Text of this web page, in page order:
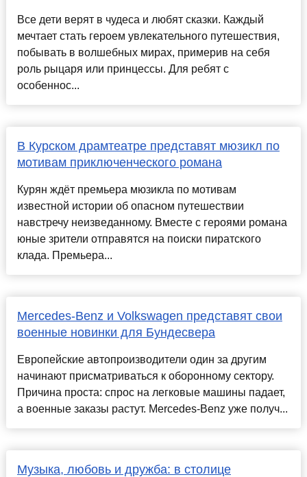
Все дети верят в чудеса и любят сказки. Каждый
мечтает стать героем увлекательного путешествия,
побывать в волшебных мирах, примерив на себя
роль рыцаря или принцессы. Для ребят с
особеннос...
В Курском драмтеатре представят мюзикл по
мотивам приключенческого романа
Курян ждёт премьера мюзикла по мотивам
известной истории об опасном путешествии
навстречу неизведанному. Вместе с героями романа
юные зрители отправятся на поиски пиратского
клада. Премьера...
Mercedes-Benz и Volkswagen представят свои
военные новинки для Бундесвера
Европейские автопроизводители один за другим
начинают присматриваться к оборонному сектору.
Причина проста: спрос на легковые машины падает,
а военные заказы растут. Mercedes-Benz уже получ...
Музыка, любовь и дружба: в столице